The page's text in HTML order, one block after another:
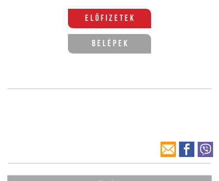
Előfizetek
Belépek